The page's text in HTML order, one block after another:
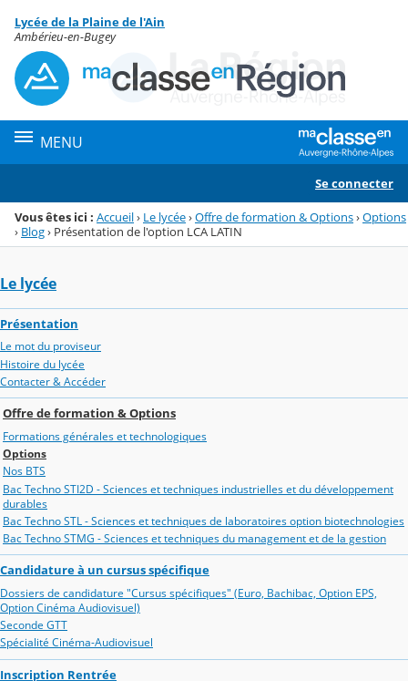
Menu de la rubrique
Contenu
Lycée de la Plaine de l'Ain
Ambérieu-en-Bugey
MENU
Se connecter
Vous êtes ici : Accueil› Le lycée›Offre de formation & Options›Options
› Blog› Présentation de l'option LCA LATIN
Le lycée
Présentation
Le mot du proviseur
Histoire du lycée
Contacter & Accéder
Offre de formation & Options
Formations générales et technologiques
Options
Nos BTS
Bac Techno STI2D - Sciences et techniques industrielles et du développement
durables
Bac Techno STL - Sciences et techniques de laboratoires option biotechnologies
Bac Techno STMG - Sciences et techniques du management et de la gestion
Candidature à un cursus spécifique
Dossiers de candidature "Cursus spécifiques" (Euro, Bachibac, Option EPS,
Option Cinéma Audiovisuel)
Seconde GTT
Spécialité Cinéma-Audiovisuel
Inscription Rentrée